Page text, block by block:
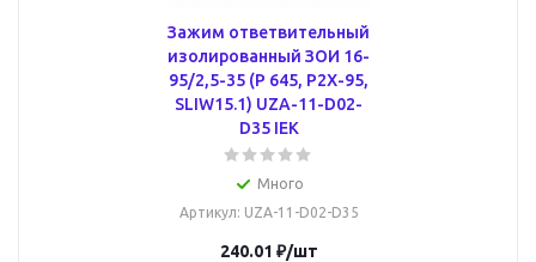
Зажим ответвительный
изолированный ЗОИ 16-
95/2,5-35 (P 645, P2X-95,
SLIW15.1) UZA-11-D02-
D35 IEK
Много
Артикул: UZA-11-D02-D35
240.01 ₽/шт